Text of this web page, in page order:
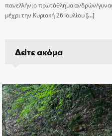
πανελλήνιο πρωτάθλημα ανδρών/
μέχρι την Κυριακή 26 Ιουλίου[…]
Δείτε ακόμα